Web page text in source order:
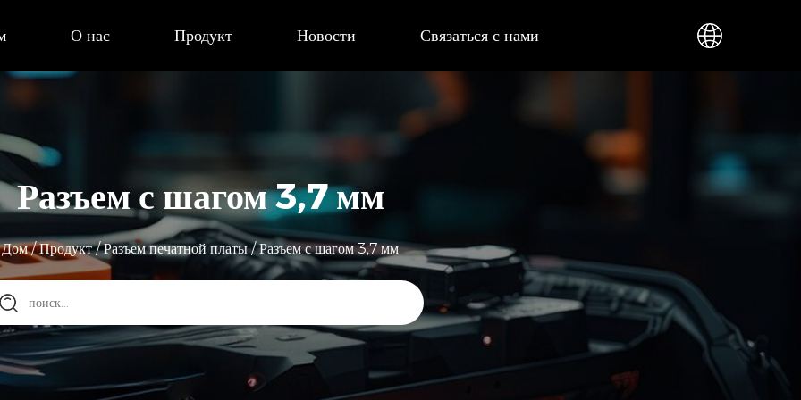
О нас Продукт Новости Связаться с нами
Разъем с шагом 3,7 мм
Дом/Продукт/Разъем печатной платы/Разъем с шагом 3,7 мм